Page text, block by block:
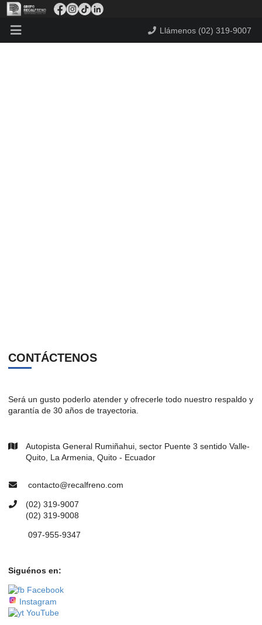
Llámenos (02) 319-9007
CONTÁCTENOS
Será un gusto poderlo atender y ofrecerle todo nuestro respaldo y
garantía de 30 años de trayectoria.
Autopista General Rumiñahui, sector Puente 3 sentido Valle-
Quito, La Armenia, Quito - Ecuador
contacto@recalfreno.com
(02) 319-9007
(02) 319-9008
097-955-9347
Siguénos en:
Facebook
Instagram
YouTube